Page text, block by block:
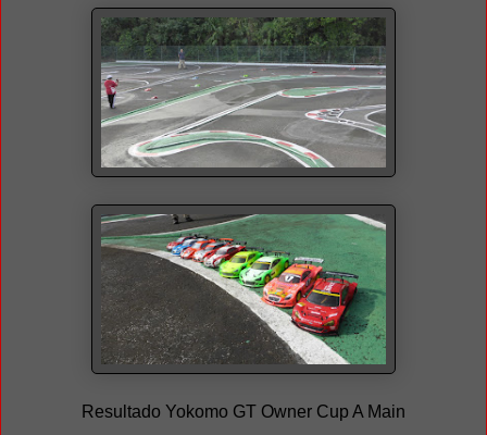
Resultado Yokomo GT Owner Cup A Main